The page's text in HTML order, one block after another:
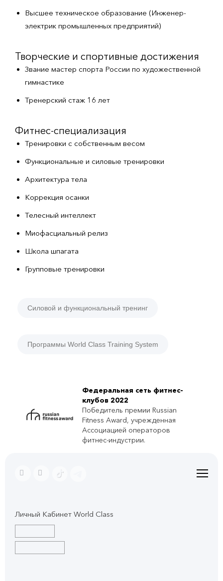
Высшее техническое образование (Инженер-
электрик промышленных предприятий)
Творческие и спортивные достижения
Звание мастер спорта России по художественной
гимнастике
Тренерский стаж 16 лет
Фитнес-специализация
Тренировки с собственным весом
Функциональные и силовые тренировки
Архитектура тела
Коррекция осанки
Телесный интеллект
Миофасциальный релиз
Школа шпагата
Групповые тренировки
Силовой и функциональный тренинг
Программы World Class Training System
Федеральная сеть фитнес-
клубов 2022
Победитель премии Russian
Fitness Award, учрежденная
Ассоциацией операторов
фитнес-индустрии.
Личный Кабинет World Class